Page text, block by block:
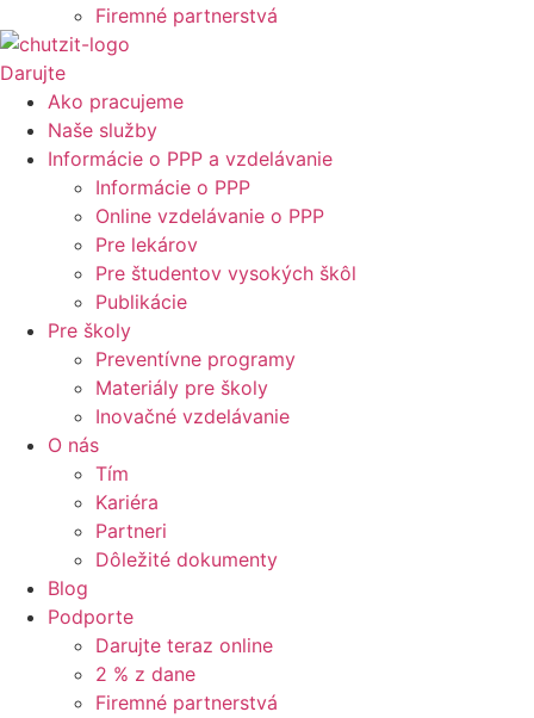
Firemné partnerstvá
Darujte
Ako pracujeme
Naše služby
Informácie o PPP a vzdelávanie
Informácie o PPP
Online vzdelávanie o PPP
Pre lekárov
Pre študentov vysokých škôl
Publikácie
Pre školy
Preventívne programy
Materiály pre školy
Inovačné vzdelávanie
O nás
Tím
Kariéra
Partneri
Dôležité dokumenty
Blog
Podporte
Darujte teraz online
2 % z dane
Firemné partnerstvá